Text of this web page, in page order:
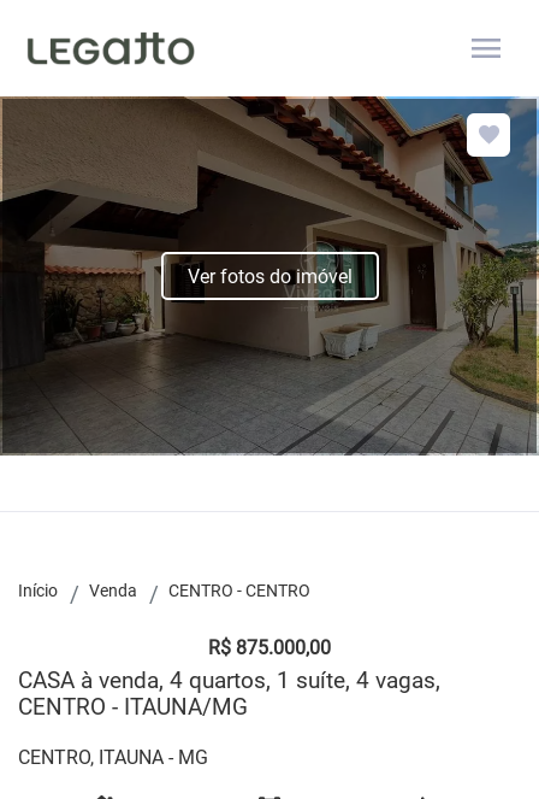
menu
Ver fotos do imóvel
Início Venda CENTRO - CENTRO
R$ 875.000,00
CASA à venda, 4 quartos, 1 suíte, 4 vagas,
CENTRO - ITAUNA/MG
CENTRO, ITAUNA - MG